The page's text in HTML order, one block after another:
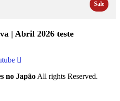
Sale
| Abril 2026 teste
no Japão All rights Reserved.